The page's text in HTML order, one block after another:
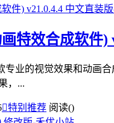
特效合成软件)
款专业的视觉效果和动
，...
特别推荐 阅读()